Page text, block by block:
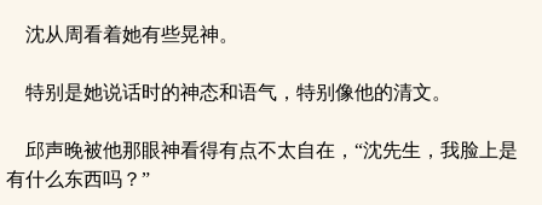
沈从周看着她有些晃神。
特别是她说话时的神态和语气，特别像他的清文。
邱声晚被他那眼神看得有点不太自在，“沈先生，我脸上是
有什么东西吗？”